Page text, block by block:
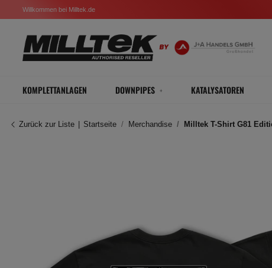
Willkommen bei Milltek.de
KOMPLETTANLAGEN DOWNPIPES KATALYSATOREN
Zurück zur Liste Startseite Merchandise Milltek T-Shirt G81